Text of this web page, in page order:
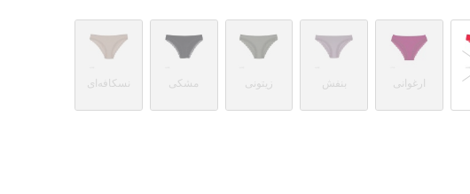
ارغوانی بنفش زیتونی مشکی نسکافه‌ای